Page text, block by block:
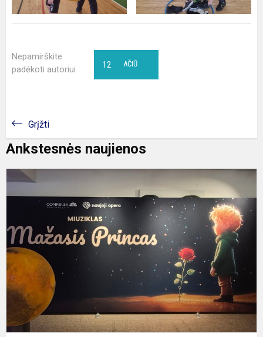
Nepamirškite
padėkoti autoriui
AČIŪ
12
Grįžti
Ankstesnės naujienos